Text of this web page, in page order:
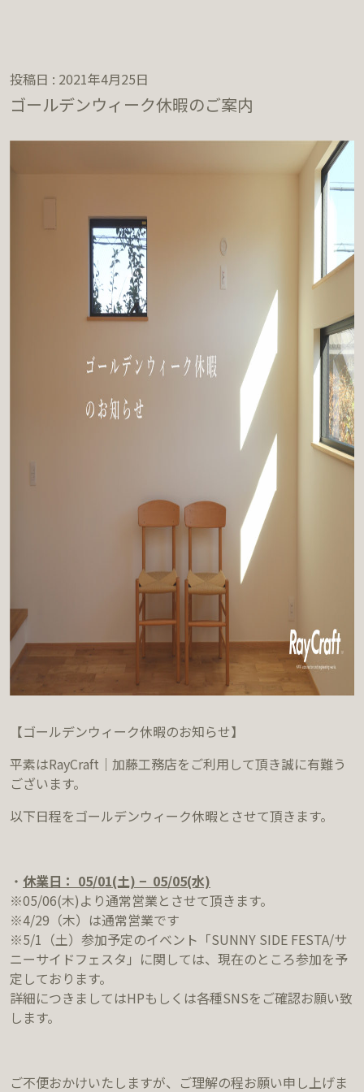
投稿日 : 2021年4月25日
ゴールデンウィーク休暇のご案内
【ゴールデンウィーク休暇のお知らせ】
平素はRayCraft｜加藤工務店をご利用して頂き誠に有難う
ございます。
以下日程をゴールデンウィーク休暇とさせて頂きます。
・ 休業日： 05/01(土) − 05/05(水)
※05/06(木)より通常営業とさせて頂きます。
※4/29（木）は通常営業です
※5/1（土）参加予定のイベント「SUNNY SIDE FESTA/サ
ニーサイドフェスタ」に関しては、現在のところ参加を予
定しております。
詳細につきましてはHPもしくは各種SNSをご確認お願い致
します。
ご不便おかけいたしますが、ご理解の程お願い申し上げま